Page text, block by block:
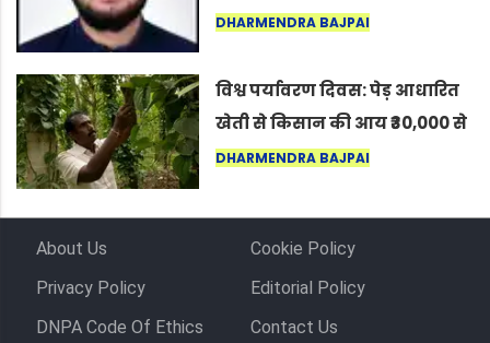
शहर का मान
DHARMENDRA BAJPAI
विश्व पर्यावरण दिवस: पेड़ आधारित
खेती से किसान की आय ₹30,000 से
बढ़कर ₹3 लाख प्रति एकड़ हुई
DHARMENDRA BAJPAI
About Us
Cookie Policy
Privacy Policy
Editorial Policy
DNPA Code Of Ethics
Contact Us